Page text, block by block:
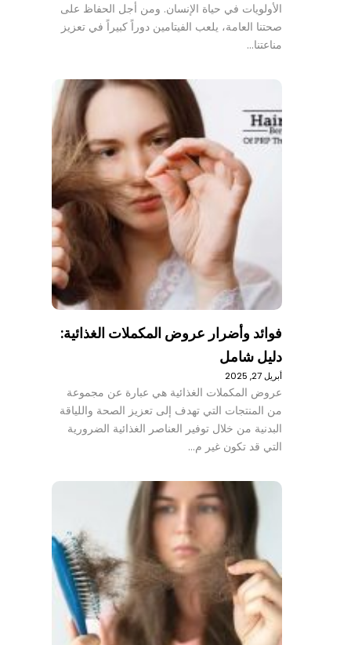
الأولويات في حياة الإنسان. ومن أجل الحفاظ على
صحتنا العامة، يلعب الفيتامين دوراً كبيراً في تعزيز
مناعتنا…
فوائد وأضرار عروض المكملات الغذائية:
دليل شامل
أبريل 27, 2025
عروض المكملات الغذائية هي عبارة عن مجموعة
من المنتجات التي تهدف إلى تعزيز الصحة واللياقة
البدنية من خلال توفير العناصر الغذائية الضرورية
التي قد تكون غير م…